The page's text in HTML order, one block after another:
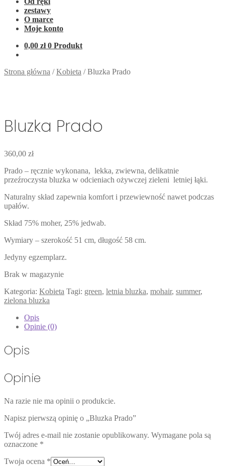
zestawy
O marce
Moje konto
0,00 zł 0 Produkt
Strona główna /Kobieta /Bluzka Prado
Bluzka Prado
360,00 zł
Prado – ręcznie wykonana, lekka, zwiewna, delikatnie
przeźroczysta bluzka w odcieniach ożywczej zieleni letniej łąki.
Naturalny skład zapewnia komfort i przewiewność nawet podczas
upałów.
Skład 75% moher, 25% jedwab.
Wymiary – szerokość 51 cm, długość 58 cm.
Jedyny egzemplarz.
Brak w magazynie
Kategoria: Kobieta Tagi: green, letnia bluzka, mohair, summer,
zielona bluzka
Opis
Opinie (0)
Opis
Opinie
Na razie nie ma opinii o produkcie.
Napisz pierwszą opinię o „Bluzka Prado”
Twój adres e-mail nie zostanie opublikowany. Wymagane pola są
oznaczone *
Twoja ocena *